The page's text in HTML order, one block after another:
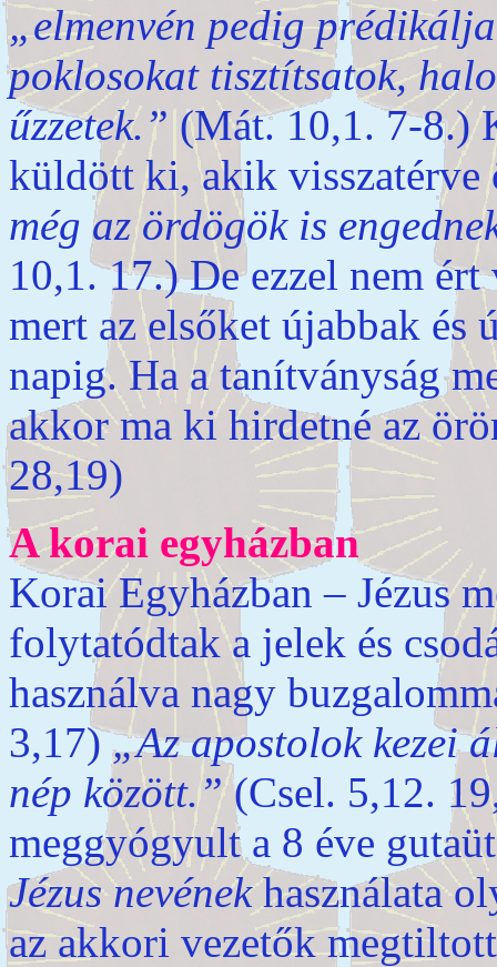
„elmenvén pedig
poklosokat tisztítsatok,
űzzetek.” (Mát. 10,1. 7-8.)
küldött ki, akik
még az ördögök is
10,1. 17.) De ezzel nem
mert az elsőket újabbak és
napig. Ha a tanítványság
akkor ma ki hirdetné az
28,19)
A korai egyházban
Korai Egyházban – Jézus
folytatódtak a jelek és
használva nagy
3,17)„Az apostolok kezei
nép között.”(Csel. 5,12.
meggyógyult a 8 éve
Jézus nevénekhasználata
az akkori vezetők